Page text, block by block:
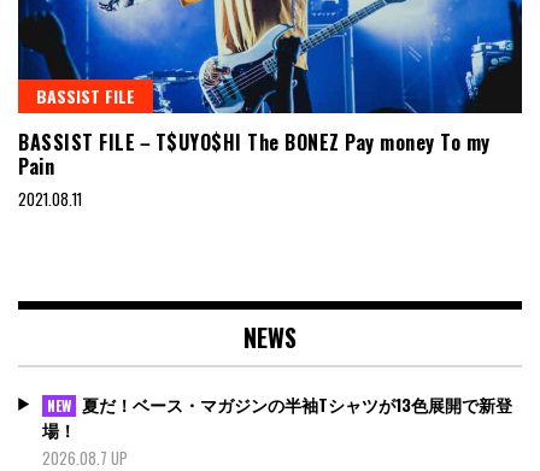
BASSIST FILE
BASSIST FILE－T$UYO$HI The BONEZ Pay money To my
Pain
2021.08.11
NEWS
NEW 夏だ！ベース・マガジンの半袖Tシャツが13色展開で新登
場！
2026.08.7 UP